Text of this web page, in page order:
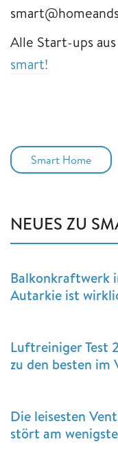
Alle Start-ups
smart!
Smart Home
NEUES ZU
Balkonkraftwerk
Autarkie ist
Luftreiniger Test
zu den besten im
Die leisesten
stört am